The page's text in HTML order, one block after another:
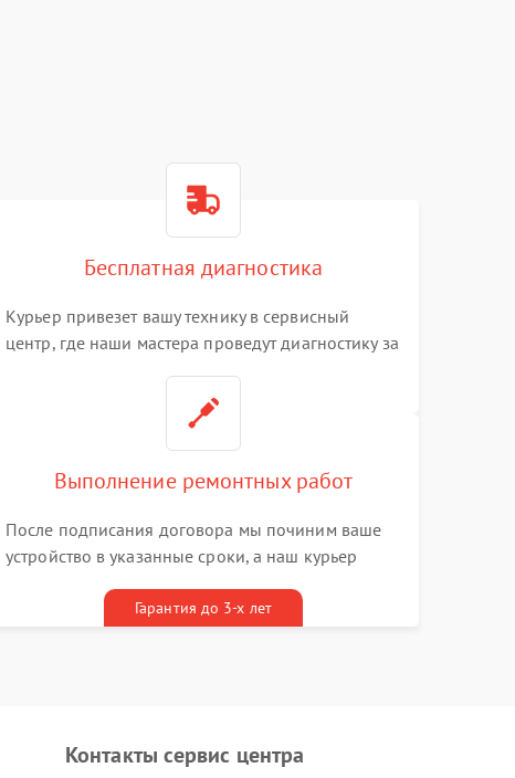
Бесплатная диагностика
Курьер привезет вашу технику в сервисный
центр, где наши мастера проведут диагностику за
Выполнение ремонтных работ
После подписания договора мы починим ваше
устройство в указанные сроки, а наш курьер
талоном бесплатноГарантия до 3-х лет
Контакты сервис центра